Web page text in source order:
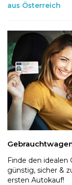
aus Österreich
Finde den idealen
günstig, sicher &
ersten Autokauf!